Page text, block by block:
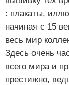
: плакаты,
начиная с 15
весь мир
Здесь очень
всего мира и
престижно,